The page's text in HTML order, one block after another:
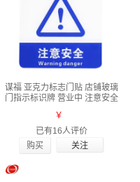
谋福 亚克力标志门贴 店铺玻璃
门指示标识牌 营业中 注意安全
￥
已有16人评价
购买